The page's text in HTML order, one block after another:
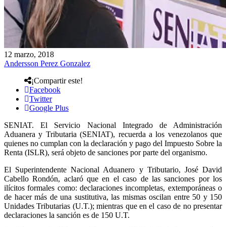
12 marzo, 2018
Andersson Perez Gonzalez
¡Compartir este!
Facebook
Twitter
Google Plus
SENIAT. El Servicio Nacional Integrado de Administración
Aduanera y Tributaria (SENIAT), recuerda a los venezolanos que
quienes no cumplan con la declaración y pago del Impuesto Sobre la
Renta (ISLR), será objeto de sanciones por parte del organismo.
El Superintendente Nacional Aduanero y Tributario, José David
Cabello Rondón, aclaró que en el caso de las sanciones por los
ilícitos formales como: declaraciones incompletas, extemporáneas o
de hacer más de una sustitutiva, las mismas oscilan entre 50 y 150
Unidades Tributarias (U.T.); mientras que en el caso de no presentar
declaraciones la sanción es de 150 U.T.